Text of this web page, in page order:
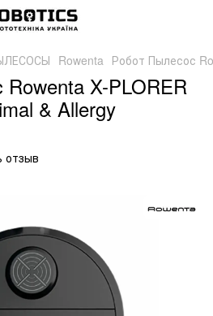
Rowenta Робот Пылесос
X-PLORER
& Allergy
отзыв